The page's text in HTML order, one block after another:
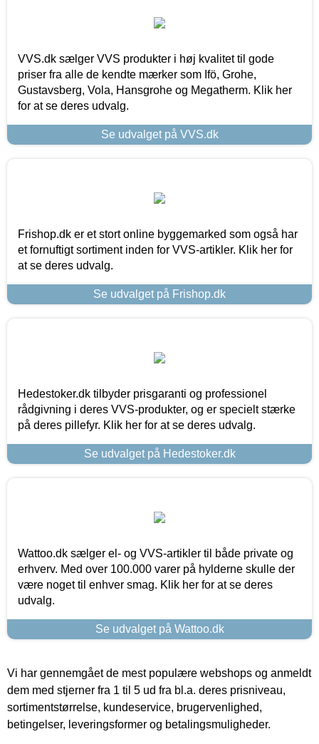
VVS.dk sælger VVS produkter i høj kvalitet til gode
priser fra alle de kendte mærker som Ifö, Grohe,
Gustavsberg, Vola, Hansgrohe og Megatherm. Klik her
for at se deres udvalg.
Se udvalget på VVS.dk
Frishop.dk er et stort online byggemarked som også har
et fornuftigt sortiment inden for VVS-artikler. Klik her for
at se deres udvalg.
Se udvalget på Frishop.dk
Hedestoker.dk tilbyder prisgaranti og professionel
rådgivning i deres VVS-produkter, og er specielt stærke
på deres pillefyr. Klik her for at se deres udvalg.
Se udvalget på Hedestoker.dk
Wattoo.dk sælger el- og VVS-artikler til både private og
erhverv. Med over 100.000 varer på hylderne skulle der
være noget til enhver smag. Klik her for at se deres
udvalg.
Se udvalget på Wattoo.dk
Vi har gennemgået de mest populære webshops og anmeldt
dem med stjerner fra 1 til 5 ud fra bl.a. deres prisniveau,
sortimentstørrelse, kundeservice, brugervenlighed,
betingelser, leveringsformer og betalingsmuligheder.